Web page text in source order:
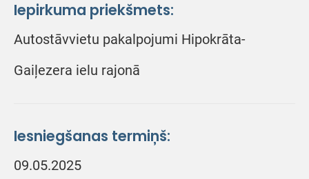
Iepirkuma priekšmets:
Autostāvvietu pakalpojumi Hipokrāta-
Gaiļezera ielu rajonā
Iesniegšanas termiņš:
09.05.2025